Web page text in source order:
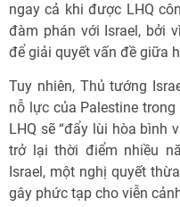
ngay cả khi được LHQ
đàm phán với Israel, bởi
để giải quyết vấn đề giữa
Tuy nhiên, Thủ tướng
nỗ lực của Palestine
LHQ sẽ “đẩy lùi hòa bình
trở lại thời điểm nhiều
Israel, một nghị quyết
gây phức tạp cho viễn